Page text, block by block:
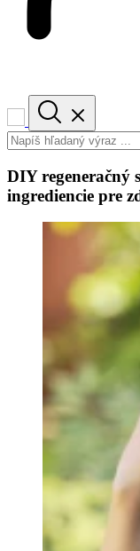
DIY regeneračný
ingrediencie pre